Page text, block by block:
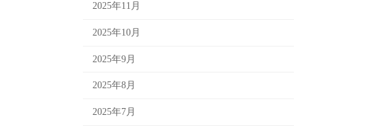
2025年11月
2025年10月
2025年9月
2025年8月
2025年7月